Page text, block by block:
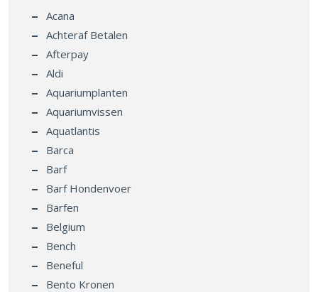
Acana
Achteraf Betalen
Afterpay
Aldi
Aquariumplanten
Aquariumvissen
Aquatlantis
Barca
Barf
Barf Hondenvoer
Barfen
Belgium
Bench
Beneful
Bento Kronen